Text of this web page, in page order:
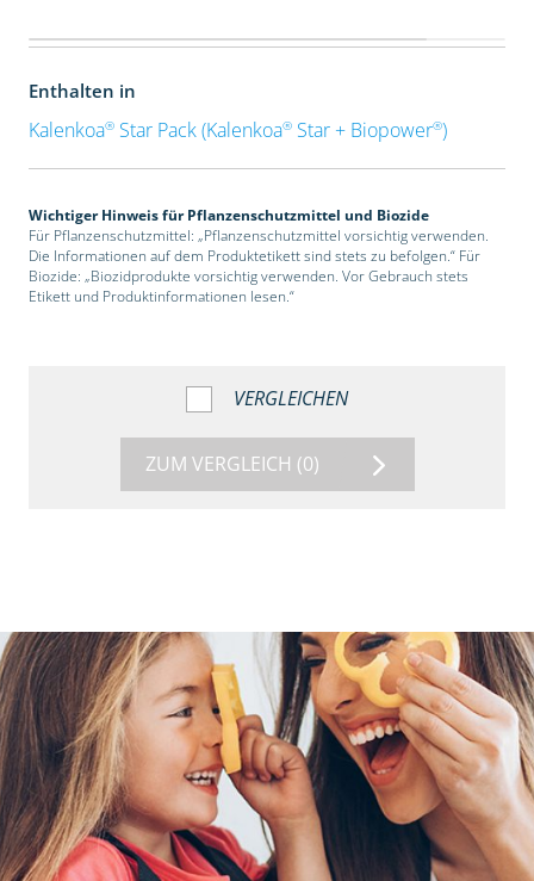
Enthalten in
Kalenkoa®Star Pack (Kalenkoa®Star + Biopower®)
Wichtiger Hinweis für Pflanzenschutzmittel und Biozide
Für Pflanzenschutzmittel: „Pflanzenschutzmittel vorsichtig verwenden.
Die Informationen auf dem Produktetikett sind stets zu befolgen.“ Für
Biozide: „Biozidprodukte vorsichtig verwenden. Vor Gebrauch stets
Etikett und Produktinformationen lesen.“
VERGLEICHEN
ZUM VERGLEICH (0)